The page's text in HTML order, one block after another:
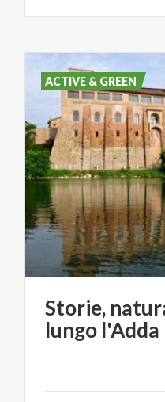
Storie,
lungo l'Adda
ACTIVE & GREEN